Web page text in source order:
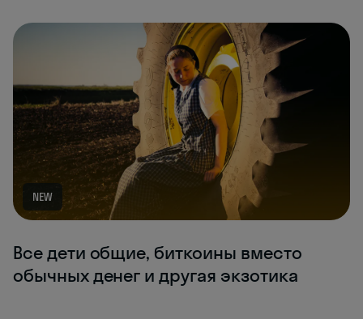
NEW
Все дети общие, биткоины вместо
обычных денег и другая экзотика